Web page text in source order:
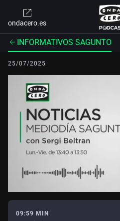
ondacero.es
INFORMATIVOS SAGUNTO
25/07/2025
09:59 MIN